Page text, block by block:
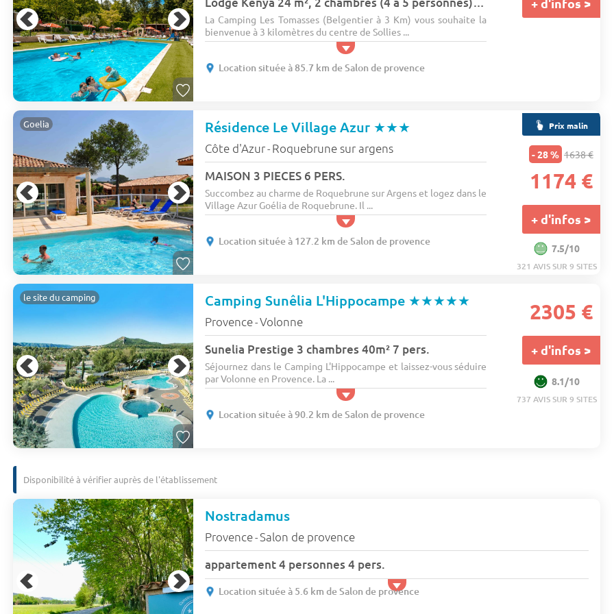
La Camping Les Tomasses (Belgentier à 3 Km) vous souhaite la
bienvenue à 3 kilomètres du centre de Sollies ...
Location située à 85.7 km de Salon de provence
+ d'infos >
Goelia Résidence Le Village Azur ★★★
Côte d'Azur- Roquebrune sur argens
MAISON 3 PIECES 6 PERS.
Succombez au charme de Roquebrune sur Argens et logez dans le
Village Azur Goélia de Roquebrune. Il ...
Location située à 127.2 km de Salon de provence
Prix malin
- 28 % 1638 €
1174 €
+ d'infos >
7.5/10
321 AVIS SUR 9 SITES
le site du camping Camping Sunêlia L'Hippocampe ★★★★★
Provence-Volonne
Sunelia Prestige 3 chambres 40m² 7 pers.
Séjournez dans le Camping L'Hippocampe et laissez-vous séduire
par Volonne en Provence. La ...
Location située à 90.2 km de Salon de provence
2305 €
+ d'infos >
8.1/10
737 AVIS SUR 9 SITES
Disponibilité à vérifier auprès de l'établissement
Nostradamus
Provence-Salon de provence
appartement 4 personnes 4 pers.
Location située à 5.6 km de Salon de provence